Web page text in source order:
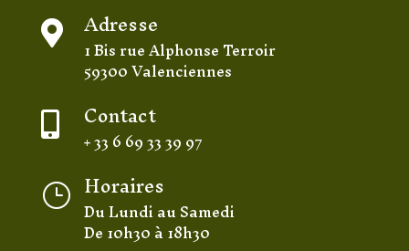
 Adresse
1 Bis rue Alphonse Terroir
59300 Valenciennes
 Contact
+ 33 6 69 33 39 97
} Horaires
Du Lundi au Samedi
De 10h30 à 18h30